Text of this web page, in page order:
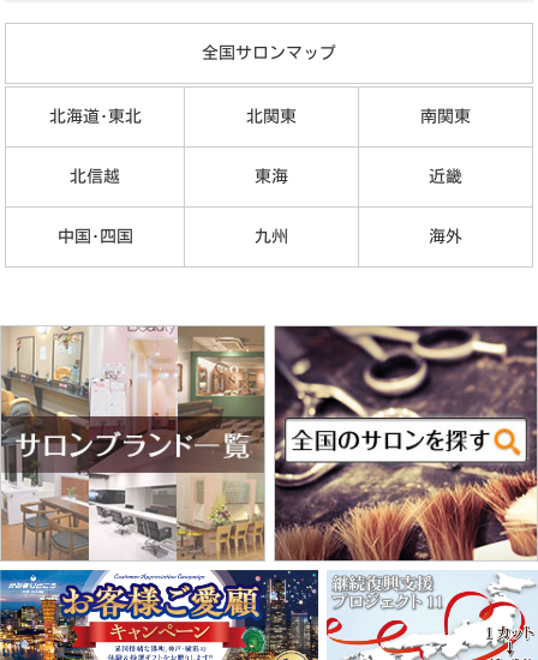
全国サロンマップ
北海道･東北 北関東 南関東
北信越 東海 近畿
中国･四国 九州 海外